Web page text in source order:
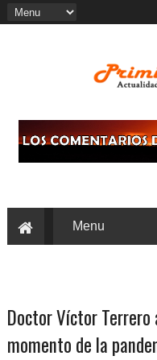
Doctor Víctor Terrero
momento de la